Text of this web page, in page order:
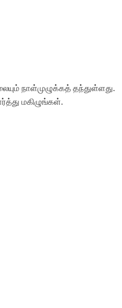
நாள்முழுக்கத் தந்துள்ளது.
மகிழுங்கள்.